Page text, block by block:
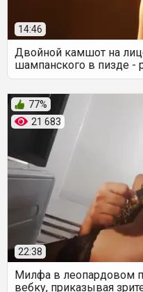
14:46
Двойной камшот на
шампанского в пизде -
21 683
77%
22:38
Милфа в леопардовом
вебку, приказывая